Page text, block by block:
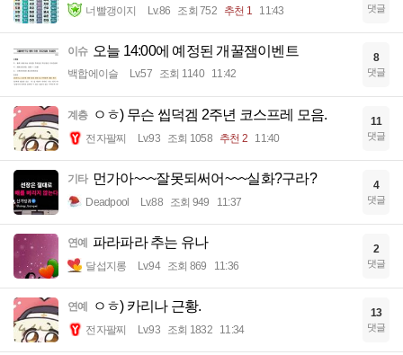
너빨갱이지 Lv.86 조회 752 추천 1 11:43 댓글
이슈 오늘 14:00에 예정된 개꿀잼이벤트
백합에이슬 Lv.57 조회 1140 11:42
8
댓글
계층 ㅇㅎ) 무슨 씹덕겜 2주년 코스프레 모음.
전자팔찌 Lv.93 조회 1058 추천 2 11:40
11
댓글
기타 먼가아~~~잘못되써어~~~실화?구라?
Deadpool Lv.88 조회 949 11:37
4
댓글
연예 파라파라 추는 유나
달섭지롱 Lv.94 조회 869 11:36
2
댓글
연예 ㅇㅎ) 카리나 근황.
전자팔찌 Lv.93 조회 1832 11:34
13
댓글